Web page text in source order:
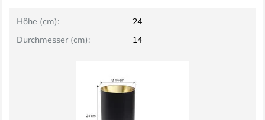
Höhe (cm):
24
Durchmesser (cm):
14